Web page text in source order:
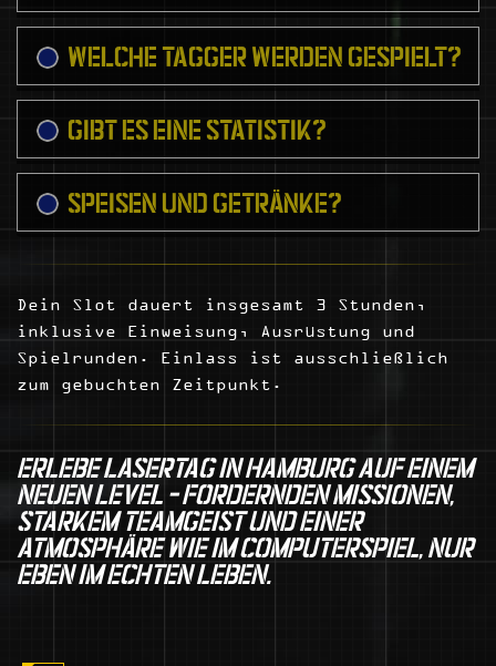
WELCHE TAGGER WERDEN GESPIELT?
GIBT ES EINE STATISTIK?
SPEISEN UND GETRÄNKE?
Dein Slot dauert insgesamt 3 Stunden,
inklusive Einweisung, Ausrüstung und
Spielrunden. Einlass ist ausschließlich
zum gebuchten Zeitpunkt.
ERLEBE LASERTAG IN HAMBURG AUF EINEM
NEUEN LEVEL – FORDERNDEN MISSIONEN,
STARKEM TEAMGEIST UND EINER
ATMOSPHÄRE WIE IM COMPUTERSPIEL, NUR
EBEN IM ECHTEN LEBEN.